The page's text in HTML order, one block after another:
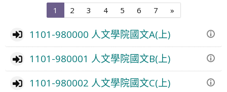
程
1
1
頁
2第
2
頁
3
3
頁
4第
4
頁
5第
5
頁
6第
6
頁
7第
7
頁
»下
一
1101-980000 人文學院國文A(上)
1101-980001 人文學院國文B(上)
1101-980002 人文學院國文C(上)